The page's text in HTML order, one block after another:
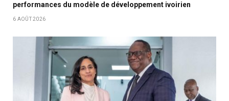
performances du modèle de développement ivoirien
6 AOÛT 2026